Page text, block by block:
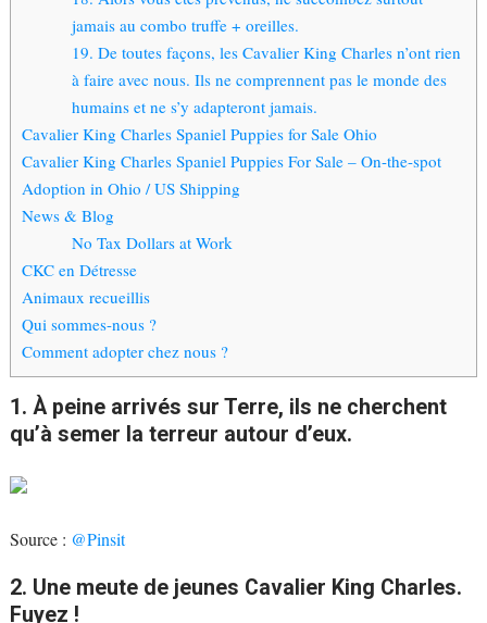
jamais au combo truffe + oreilles.
19. De toutes façons, les Cavalier King Charles n’ont rien
à faire avec nous. Ils ne comprennent pas le monde des
humains et ne s’y adapteront jamais.
Cavalier King Charles Spaniel Puppies for Sale Ohio
Cavalier King Charles Spaniel Puppies For Sale – On-the-spot
Adoption in Ohio / US Shipping
News & Blog
No Tax Dollars at Work
CKC en Détresse
Animaux recueillis
Qui sommes-nous ?
Comment adopter chez nous ?
1. À peine arrivés sur Terre, ils ne cherchent
qu’à semer la terreur autour d’eux.
Source : @Pinsit
2. Une meute de jeunes Cavalier King Charles.
Fuyez !